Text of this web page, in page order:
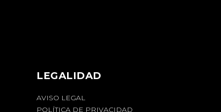
LEGALIDAD
AVISO LEGAL
POLÍTICA DE PRIVACIDAD